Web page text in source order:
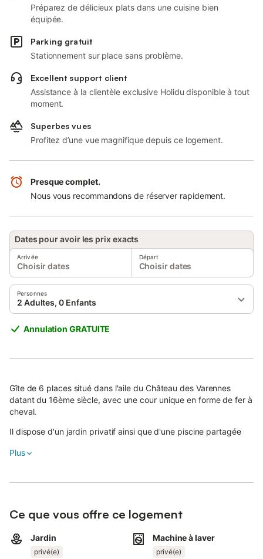
Préparez de délicieux plats dans une cuisine bien
équipée.
Parking gratuit
Stationnement sur place sans problème.
Excellent support client
Assistance à la clientèle exclusive Holidu disponible à tout
moment.
Superbes vues
Profitez d’une vue magnifique depuis ce logement.
Presque complet.
Nous vous recommandons de réserver rapidement.
Dates pour avoir les prix exacts
Arrivée
Choisir dates
Départ
Choisir dates
Personnes
2 Adultes, 0 Enfants
Annulation GRATUITE
Gîte de 6 places situé dans l'aile du Château des Varennes
datant du 16ème siècle, avec une cour unique en forme de fer à
cheval.
Il dispose d'un jardin privatif ainsi que d'une piscine partagée
C'est une belle occasion de découvrir les lieux autrement, en
douceur et en pleine nature.
Des sorties en attelage sont également proposées pour une
expérience encore plus conviviale.
Plus
Ce que vous offre ce logement
Jardin
privé(e)
Machine à laver
privé(e)